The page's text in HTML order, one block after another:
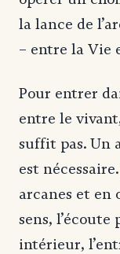
la lance de
– entre la Vie
Pour entrer
entre le
suffit pas. Un
est
arcanes et en
sens,
intérieur,